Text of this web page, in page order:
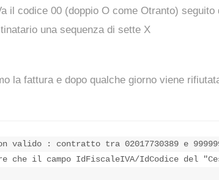
il codice 00 (doppio O come Otranto) seguito
una sequenza di sette X
la fattura e dopo qualche giorno viene
valido : contratto tra 02017730389 e
che il campo IdFiscaleIVA/IdCodice del